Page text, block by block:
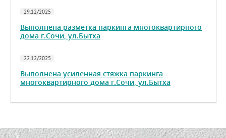
29.12/2025
Выполнена разметка паркинга многоквартирного
дома г.Сочи, ул.Бытха
22.12/2025
Выполнена усиленная стяжка паркинга
многоквартирного дома г.Сочи, ул.Бытха